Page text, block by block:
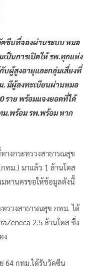
ซีนที่จองผ่านระบบ หมอ
ป็นการเปิดให้ รพ.ทุกแห่ง
บผู้สูงอายุและกลุ่มเสี่ยงที่
. มีผู้ลงทะเบียนผ่านหมอ
ราย พร้อมแจงยอดที่ได้
ม.พร้อม รพ.พร้อม หาก
างกระทรวงสาธารณสุข
ทม.) มาแล้ว 1 ล้านโดส
หานครขอให้ข้อมูลดังนี้
รวงสาธารณสุข กทม. ได้
2.5 ล้านโดส ซึ่ง
ง
64 กทม.ได้รับวัคซีน